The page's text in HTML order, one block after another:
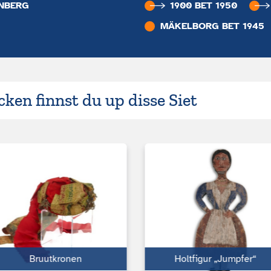
1900 BET 1950
MÄKELBORG BET 1945
finnst du up disse Siet
Bruutkronen Holtfigur „Jumpfer“